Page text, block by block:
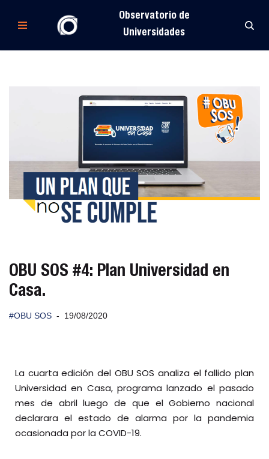
Observatorio de
Universidades
OBU SOS #4: Plan Universidad en
Casa.
#OBU SOS 19/08/2020
La cuarta edición del OBU SOS analiza el fallido plan
Universidad en Casa, programa lanzado el pasado
mes de abril luego de que el Gobierno nacional
declarara el estado de alarma por la pandemia
ocasionada por la COVID-19.